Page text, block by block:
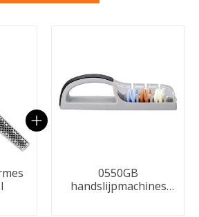
producten
0550GB
handslijpmachines